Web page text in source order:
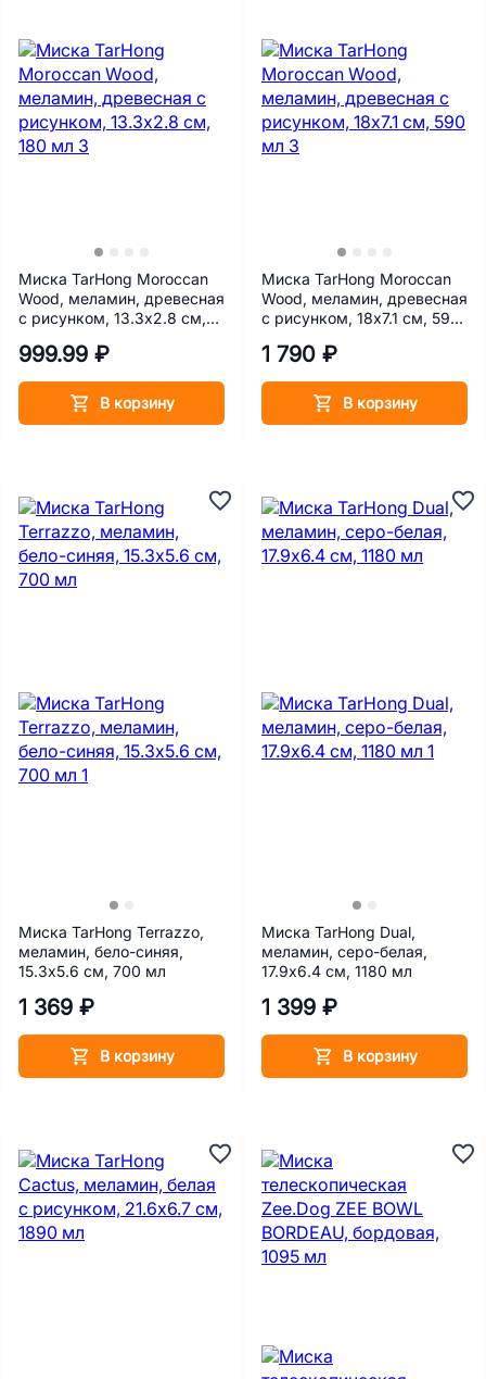
Миска TarHong Moroccan
Wood, меламин, древесная
с рисунком, 13.3х2.8 см,
999.99 ₽
В корзину
Миска TarHong Moroccan
Wood, меламин, древесная
с рисунком, 18х7.1 см, 590
1 790 ₽
В корзину
Миска TarHong Terrazzo,
меламин, бело-синяя,
15.3х5.6 см, 700 мл
1 369 ₽
В корзину
Миска TarHong Dual,
меламин, серо-белая,
17.9х6.4 см, 1180 мл
1 399 ₽
В корзину